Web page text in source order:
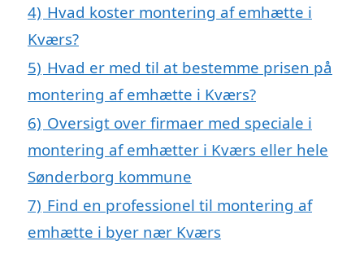
4) Hvad koster montering af emhætte i
Kværs?
5) Hvad er med til at bestemme prisen på
montering af emhætte i Kværs?
6) Oversigt over firmaer med speciale i
montering af emhætter i Kværs eller hele
Sønderborg kommune
7) Find en professionel til montering af
emhætte i byer nær Kværs